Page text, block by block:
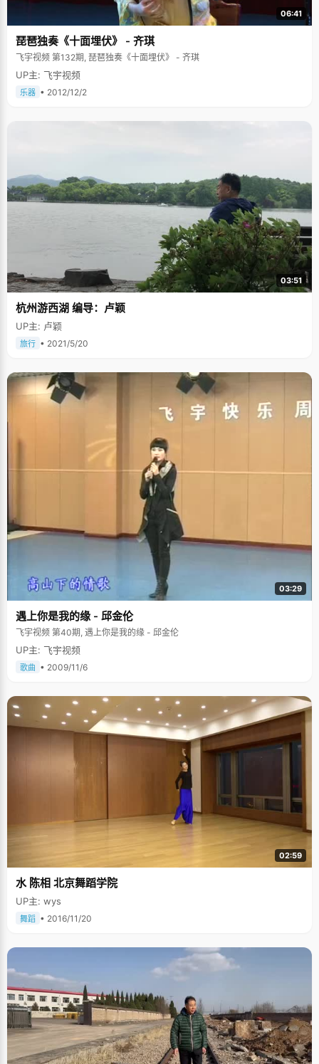
06:41
琵琶独奏《十面埋伏》 - 齐琪
飞宇视频 第132期, 琵琶独奏《十面埋伏》 - 齐琪
UP主: 飞宇视频
乐器 • 2012/12/2
03:51
杭州游西湖 编导：卢颖
UP主: 卢颖
旅行 • 2021/5/20
03:29
遇上你是我的缘 - 邱金伦
飞宇视频 第40期, 遇上你是我的缘 - 邱金伦
UP主: 飞宇视频
歌曲 • 2009/11/6
02:59
水 陈相 北京舞蹈学院
UP主: wys
舞蹈 • 2016/11/20